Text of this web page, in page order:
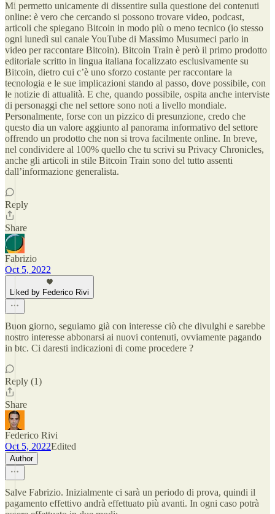
Mi permetto unicamente di dissentire sulla questione dei contenuti
online: è vero che cercando si possono trovare video, podcast,
articoli che spiegano Bitcoin in modo più o meno tecnico (io stesso
ogni lunedì sul canale YouTube di Massimo Musumeci parlo in
video per raccontare Bitcoin). Bitcoin Train è però il primo prodotto
editoriale scritto in lingua italiana focalizzato esclusivamente su
Bitcoin, dietro cui c’è uno sforzo costante per raccontare la
tecnologia e le sue implicazioni stando al passo, dove possibile, con
le notizie di attualità. E che, quando possibile, ospita anche interviste
di personaggi che nel settore sono noti a livello mondiale.
Personalmente, forse con un pizzico di presunzione, credo che
questo dia un valore aggiunto al panorama informativo del settore
offrendo un prodotto che non si trova facilmente online. In breve,
nel condividere al 100% quello che tu scrivi su Privacy Chronicles,
anche gli articoli in stile Bitcoin Train sono del tutto assenti
dall’informazione generalista.
Reply
Share
Fabrizio
Oct 5, 2022
Liked by Federico Rivi
Buon giorno, seguiamo già con interesse ciò che divulghi e sarebbe
nostro interesse abbonarsi ai nuovi contenuti, ovviamente pagando
in btc. Ci daresti indicazioni di come procedere ?
Reply (1)
Share
Federico Rivi
Oct 5, 2022Edited
Author
Salve Fabrizio. Inizialmente ci sarà un periodo di prova, quindi il
pagamento effettivo andrà effettuato più avanti. In ogni caso potrà